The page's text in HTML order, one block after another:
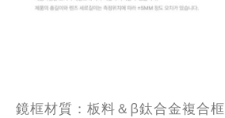
鏡框材質：板料＆β鈦合金複合框